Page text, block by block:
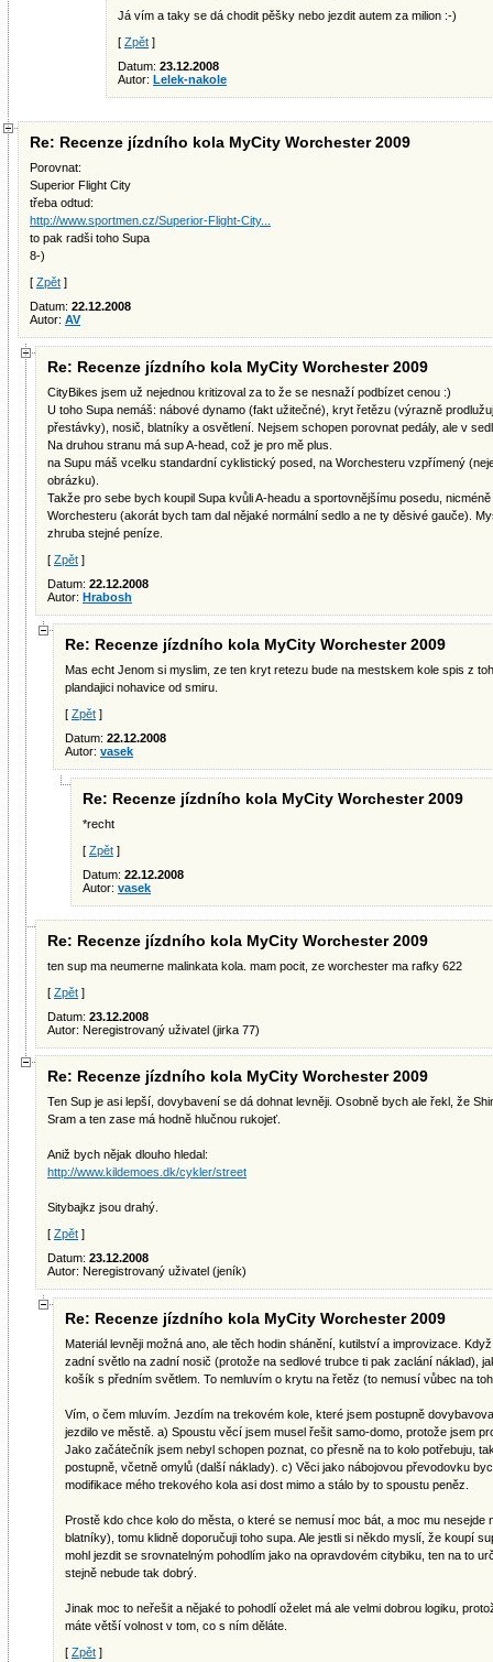
Já vím a taky se dá chodit pěšky nebo jezdit autem za milion :-)
[ Zpět ]
Datum: 23.12.2008
Autor: Lelek-nakole
Re: Recenze jízdního kola MyCity Worchester 2009
Porovnat:
Superior Flight City
třeba odtud:
http://www.sportmen.cz/Superior-Flight-City...
to pak radši toho Supa
8-)
[ Zpět ]
Datum: 22.12.2008
Autor: AV
Re: Recenze jízdního kola MyCity Worchester 2009
CityBikes jsem už nejednou kritizoval za to že se nesnaží podbízet cenou :)
U toho Supa nemáš: nábové dynamo (fakt užitečné), kryt řetězu (výrazně
přestávky), nosič, blatníky a osvětlení. Nejsem schopen porovnat pedály, ale v
Na druhou stranu má sup A-head, což je pro mě plus.
na Supu máš vcelku standardní cyklistický posed, na Worchesteru vzpřímený
obrázku).
Takže pro sebe bych koupil Supa kvůli A-headu a sportovnějšímu posedu,
Worchesteru (akorát bych tam dal nějaké normální sedlo a ne ty děsivé gauče).
zhruba stejné peníze.
[ Zpět ]
Datum: 22.12.2008
Autor: Hrabosh
Re: Recenze jízdního kola MyCity Worchester 2009
Mas echt Jenom si myslim, ze ten kryt retezu bude na mestskem kole spis z
plandajici nohavice od smiru.
[ Zpět ]
Datum: 22.12.2008
Autor: vasek
Re: Recenze jízdního kola MyCity Worchester 2009
*recht
[ Zpět ]
Datum: 22.12.2008
Autor: vasek
Re: Recenze jízdního kola MyCity Worchester 2009
ten sup ma neumerne malinkata kola. mam pocit, ze worchester ma rafky 622
[ Zpět ]
Datum: 23.12.2008
Autor: Neregistrovaný uživatel (jirka 77)
Re: Recenze jízdního kola MyCity Worchester 2009
Ten Sup je asi lepší, dovybavení se dá dohnat levněji. Osobně bych ale řekl, že
Sram a ten zase má hodně hlučnou rukojeť.
Aniž bych nějak dlouho hledal:
http://www.kildemoes.dk/cykler/street
Sitybajkz jsou drahý.
[ Zpět ]
Datum: 23.12.2008
Autor: Neregistrovaný uživatel (jeník)
Re: Recenze jízdního kola MyCity Worchester 2009
Materiál levněji možná ano, ale těch hodin shánění, kutilství a improvizace.
zadní světlo na zadní nosič (protože na sedlové trubce ti pak zaclání náklad),
košík s předním světlem. To nemluvím o krytu na řetěz (to nemusí vůbec na
Vím, o čem mluvím. Jezdím na trekovém kole, které jsem postupně
jezdilo ve městě. a) Spoustu věcí jsem musel řešit samo-domo, protože jsem
Jako začátečník jsem nebyl schopen poznat, co přesně na to kolo potřebuju,
postupně, včetně omylů (další náklady). c) Věci jako nábojovou převodovku
modifikace mého trekového kola asi dost mimo a stálo by to spoustu peněz.
Prostě kdo chce kolo do města, o které se nemusí moc bát, a moc mu nesejde
blatníky), tomu klidně doporučuji toho supa. Ale jestli si někdo myslí, že koupí
mohl jezdit se srovnatelným pohodlím jako na opravdovém citybiku, ten na to
stejně nebude tak dobrý.
Jinak moc to neřešit a nějaké to pohodlí oželet má ale velmi dobrou logiku,
máte větší volnost v tom, co s ním děláte.
[ Zpět ]